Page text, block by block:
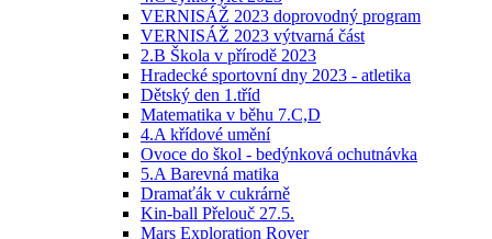
VERNISÁŽ 2023 doprovodný program
VERNISÁŽ 2023 výtvarná část
2.B Škola v přírodě 2023
Hradecké sportovní dny 2023 - atletika
Dětský den 1.tříd
Matematika v běhu 7.C,D
4.A křídové umění
Ovoce do škol - bedýnková ochutnávka
5.A Barevná matika
Dramaťák v cukrárně
Kin-ball Přelouč 27.5.
Mars Exploration Rover